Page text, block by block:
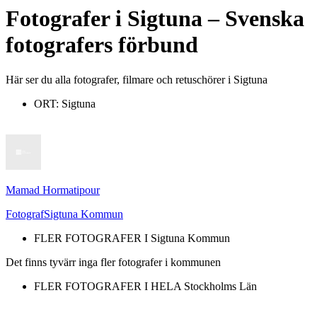
Fotograferi Sigtuna– Svenska
fotografers förbund
Här ser du alla fotografer, filmare och retuschörer i Sigtuna
ORT: Sigtuna
Mamad Hormatipour
FotografSigtuna Kommun
FLER FOTOGRAFER I Sigtuna Kommun
Det finns tyvärr inga fler fotografer i kommunen
FLER FOTOGRAFER I HELA Stockholms Län